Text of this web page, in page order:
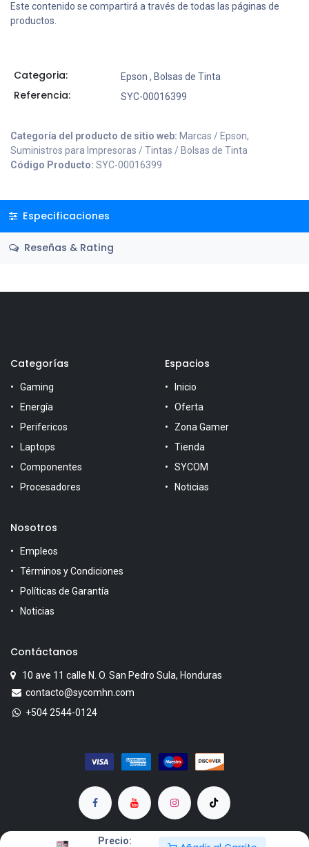
Precio:
Este contenido se compartirá a través de todas las páginas de
productos.
Categoria: Epson , Bolsas de Tinta
Referencia: SYC-00016399
Categoría del producto de sitio web: Marcas / Epson,
Suministros para Impresoras / Tintas / Bolsas de Tinta
Código Producto: SYC-00016399
Especificaciones
Reseñas & Rating
Categorías
Gaming
Energía
Perifericos
Laptops
Componentes
Procesadores
Espacios
Inicio
Oferta
Zona Gamer
Tienda
SYCOM
Noticias
Nosotros
Empleos
Términos y Condiciones
Políticas de Garantía
Noticias
Contáctanos
10 ave 11 calle N. O. San Pedro Sula, Honduras
contacto@sycomhn.com
+504 2544-0124